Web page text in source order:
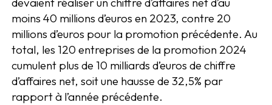
moins 40 millions d’euros en 2023, contre 20
millions d’euros pour la promotion précédente. Au
total, les 120 entreprises de la promotion 2024
cumulent plus de 10 milliards d’euros de chiffre
d’affaires net, soit une hausse de 32,5% par
rapport à l’année précédente.